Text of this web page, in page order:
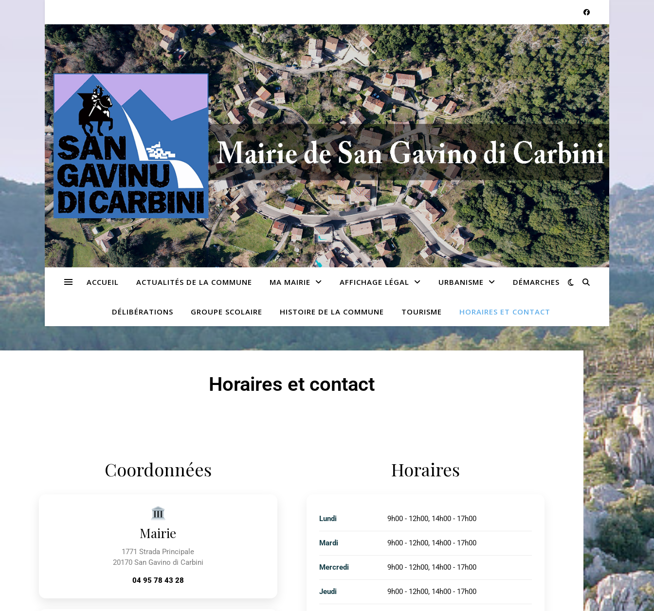
ACCUEIL ACTUALITÉS DE LA COMMUNE MA MAIRIE AFFICHAGE LÉGAL URBANISME DÉMARCHES
DÉLIBÉRATIONS GROUPE SCOLAIRE HISTOIRE DE LA COMMUNE TOURISME HORAIRES ET CONTACT
Horaires et contact
Coordonnées
Mairie
1771 Strada Principale
20170 San Gavino di Carbini
04 95 78 43 28
Horaires
Lundi 9h00 - 12h00, 14h00 - 17h00
Mardi 9h00 - 12h00, 14h00 - 17h00
Mercredi 9h00 - 12h00, 14h00 - 17h00
Jeudi 9h00 - 12h00, 14h00 - 17h00